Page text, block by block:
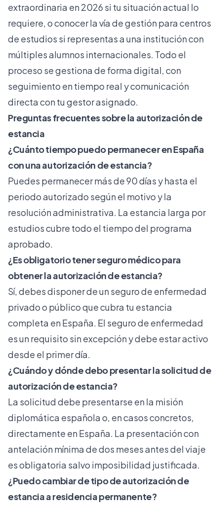
extraordinaria en 2026 si tu situación actual lo
requiere, o conocer la vía de gestión para centros
de estudios si representas a una institución con
múltiples alumnos internacionales. Todo el
proceso se gestiona de forma digital, con
seguimiento en tiempo real y comunicación
directa con tu gestor asignado.
Preguntas frecuentes sobre la autorización de
estancia
¿Cuánto tiempo puedo permanecer en España
con una autorización de estancia?
Puedes permanecer más de 90 días y hasta el
periodo autorizado según el motivo y la
resolución administrativa. La estancia larga por
estudios cubre todo el tiempo del programa
aprobado.
¿Es obligatorio tener seguro médico para
obtener la autorización de estancia?
Sí, debes disponer de un seguro de enfermedad
privado o público que cubra tu estancia
completa en España. El seguro de enfermedad
es un requisito sin excepción y debe estar activo
desde el primer día.
¿Cuándo y dónde debo presentar la solicitud de
autorización de estancia?
La solicitud debe presentarse en la misión
diplomática española o, en casos concretos,
directamente en España. La presentación con
antelación mínima de dos meses antes del viaje
es obligatoria salvo imposibilidad justificada.
¿Puedo cambiar de tipo de autorización de
estancia a residencia permanente?